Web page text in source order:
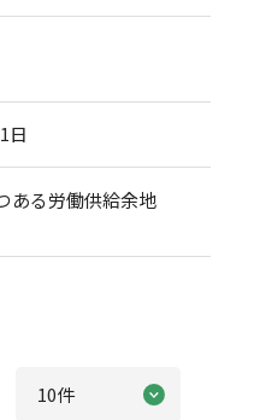
日
ある労働供給余地